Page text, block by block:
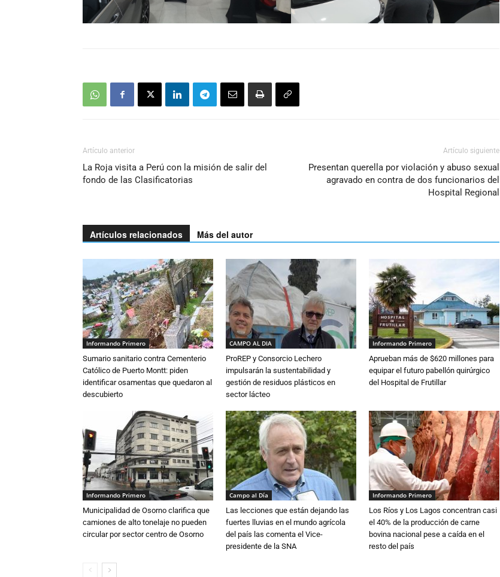
Artículo anterior
La Roja visita a Perú con la misión de salir del
fondo de las Clasificatorias
Artículo siguiente
Presentan querella por violación y abuso sexual
agravado en contra de dos funcionarios del
Hospital Regional
Artículos relacionados Más del autor
Informando Primero
Sumario sanitario contra Cementerio
Católico de Puerto Montt: piden
identificar osamentas que quedaron al
descubierto
CAMPO AL DIA
ProREP y Consorcio Lechero
impulsarán la sustentabilidad y
gestión de residuos plásticos en
sector lácteo
Informando Primero
Aprueban más de $620 millones para
equipar el futuro pabellón quirúrgico
del Hospital de Frutillar
Informando Primero
Municipalidad de Osorno clarifica que
camiones de alto tonelaje no pueden
circular por sector centro de Osorno
Campo al Día
Las lecciones que están dejando las
fuertes lluvias en el mundo agrícola
del país las comenta el Vice-
presidente de la SNA
Informando Primero
Los Ríos y Los Lagos concentran casi
el 40% de la producción de carne
bovina nacional pese a caída en el
resto del país